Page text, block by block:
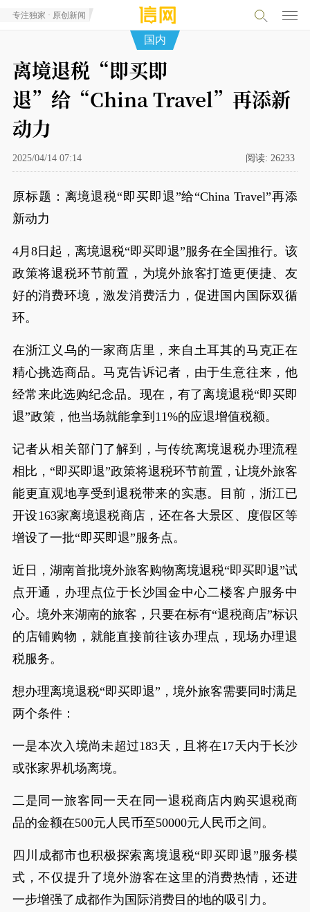
专注独家 · 原创新闻
国内
离境退税“即买即
退”给“China Travel”再添新
动力
2025/04/14 07:14 阅读: 26233
原标题：离境退税“即买即退”给“China Travel”再添
新动力
4月8日起，离境退税“即买即退”服务在全国推行。该
政策将退税环节前置，为境外旅客打造更便捷、友
好的消费环境，激发消费活力，促进国内国际双循
环。
在浙江义乌的一家商店里，来自土耳其的马克正在
精心挑选商品。马克告诉记者，由于生意往来，他
经常来此选购纪念品。现在，有了离境退税“即买即
退”政策，他当场就能拿到11%的应退增值税额。
记者从相关部门了解到，与传统离境退税办理流程
相比，“即买即退”政策将退税环节前置，让境外旅客
能更直观地享受到退税带来的实惠。目前，浙江已
开设163家离境退税商店，还在各大景区、度假区等
增设了一批“即买即退”服务点。
近日，湖南首批境外旅客购物离境退税“即买即退”试
点开通，办理点位于长沙国金中心二楼客户服务中
心。境外来湖南的旅客，只要在标有“退税商店”标识
的店铺购物，就能直接前往该办理点，现场办理退
税服务。
想办理离境退税“即买即退”，境外旅客需要同时满足
两个条件：
一是本次入境尚未超过183天，且将在17天内于长沙
或张家界机场离境。
二是同一旅客同一天在同一退税商店内购买退税商
品的金额在500元人民币至50000元人民币之间。
四川成都市也积极探索离境退税“即买即退”服务模
式，不仅提升了境外游客在这里的消费热情，还进
一步增强了成都作为国际消费目的地的吸引力。